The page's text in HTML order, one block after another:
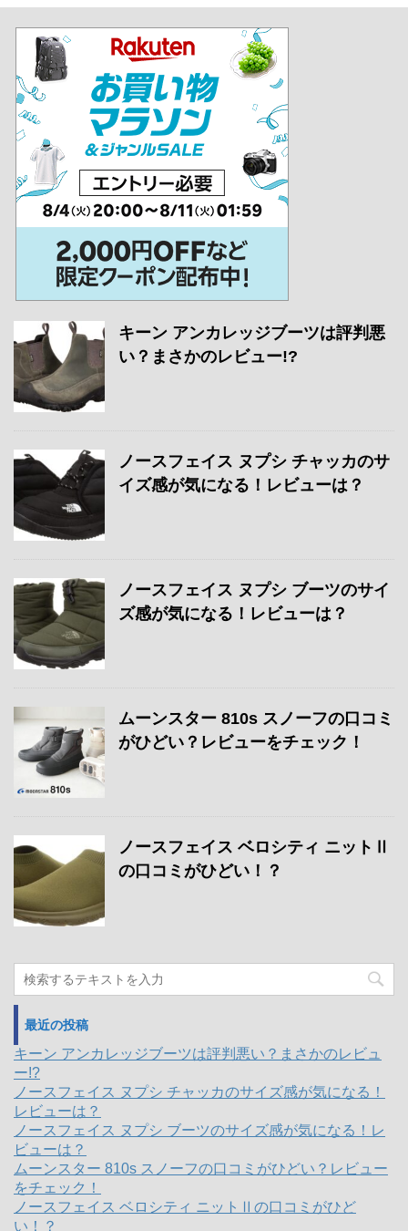
キーン アンカレッジブーツは評判悪
い？まさかのレビュー!?
ノースフェイス ヌプシ チャッカのサ
イズ感が気になる！レビューは？
ノースフェイス ヌプシ ブーツのサイ
ズ感が気になる！レビューは？
ムーンスター 810s スノーフの口コミ
がひどい？レビューをチェック！
ノースフェイス ベロシティ ニットⅡ
の口コミがひどい！？
最近の投稿
キーン アンカレッジブーツは評判悪い？まさかのレビュ
ー!?
ノースフェイス ヌプシ チャッカのサイズ感が気になる！
レビューは？
ノースフェイス ヌプシ ブーツのサイズ感が気になる！レ
ビューは？
ムーンスター 810s スノーフの口コミがひどい？レビュー
をチェック！
ノースフェイス ベロシティ ニットⅡの口コミがひど
い！？